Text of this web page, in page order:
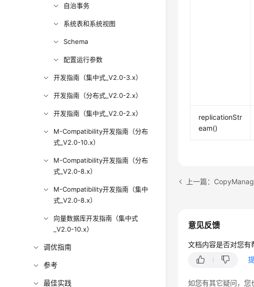
自治事务
系统表和系统视图
Schema
配置运行参数
开发指南（集中式_V2.0-3.x）
开发指南（分布式_V2.0-2.x）
开发指南（集中式_V2.0-2.x）
M-Compatibility开发指南（分布
式_V2.0-10.x）
M-Compatibility开发指南（分布
式_V2.0-8.x）
M-Compatibility开发指南（集中
式_V2.0-8.x）
向量数据库开发指南（集中式
_V2.0-10.x）
调优指南
参考
最佳实践
replicationStr
eam()
上一篇：
意见反馈
文档内容是否对您有
如您有其它疑问，您